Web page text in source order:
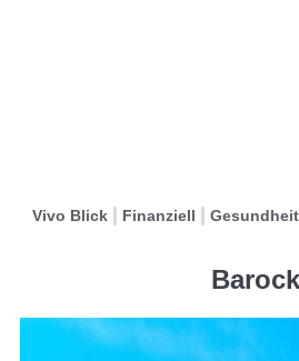
Vivo Blick Finanziell Gesundheit